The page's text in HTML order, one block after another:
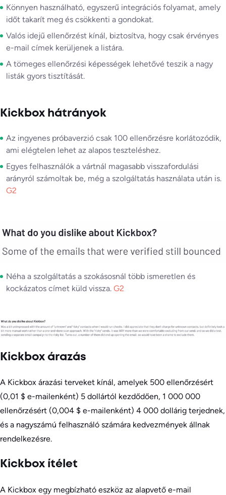
Könnyen használható, egyszerű integrációs folyamat, amely
időt takarít meg és csökkenti a gondokat.
Valós idejű ellenőrzést kínál, biztosítva, hogy csak érvényes
e-mail címek kerüljenek a listára.
A tömeges ellenőrzési képességek lehetővé teszik a nagy
listák gyors tisztítását.
Kickbox hátrányok
Az ingyenes próbaverzió csak 100 ellenőrzésre korlátozódik,
ami elégtelen lehet az alapos teszteléshez.
Egyes felhasználók a vártnál magasabb visszafordulási
arányról számoltak be, még a szolgáltatás használata után is.
G2
Néha a szolgáltatás a szokásosnál több ismeretlen és
kockázatos címet küld vissza. G2
Kickbox árazás
A Kickbox árazási terveket kínál, amelyek 500 ellenőrzésért
(0,01 $ e-mailenként) 5 dollártól kezdődően, 1 000 000
ellenőrzésért (0,004 $ e-mailenként) 4 000 dollárig terjednek,
és a nagyszámú felhasználó számára kedvezmények állnak
rendelkezésre.
Kickbox ítélet
A Kickbox egy megbízható eszköz az alapvető e-mail